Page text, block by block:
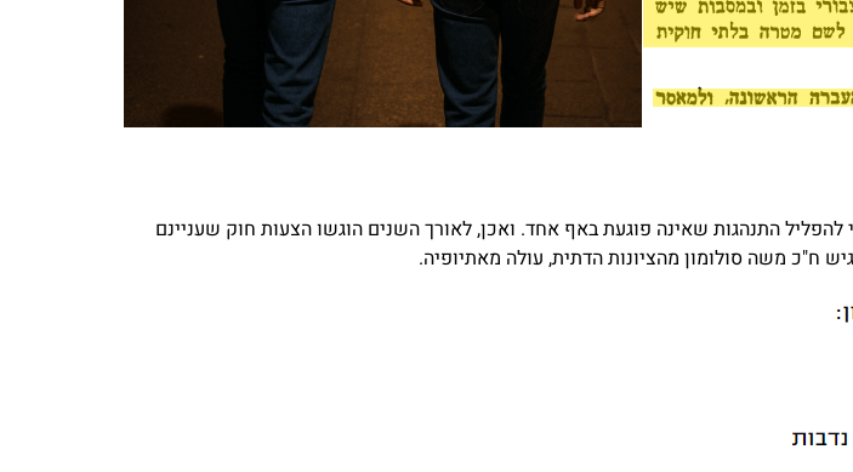
התנהגות שאינה פוגעת באף אחד. ואכן, לאורך השנים הוגשו הצעות חוק שעניינם
ח"כ משה סולומון מהציונות הדתית, עולה מאתיופיה.